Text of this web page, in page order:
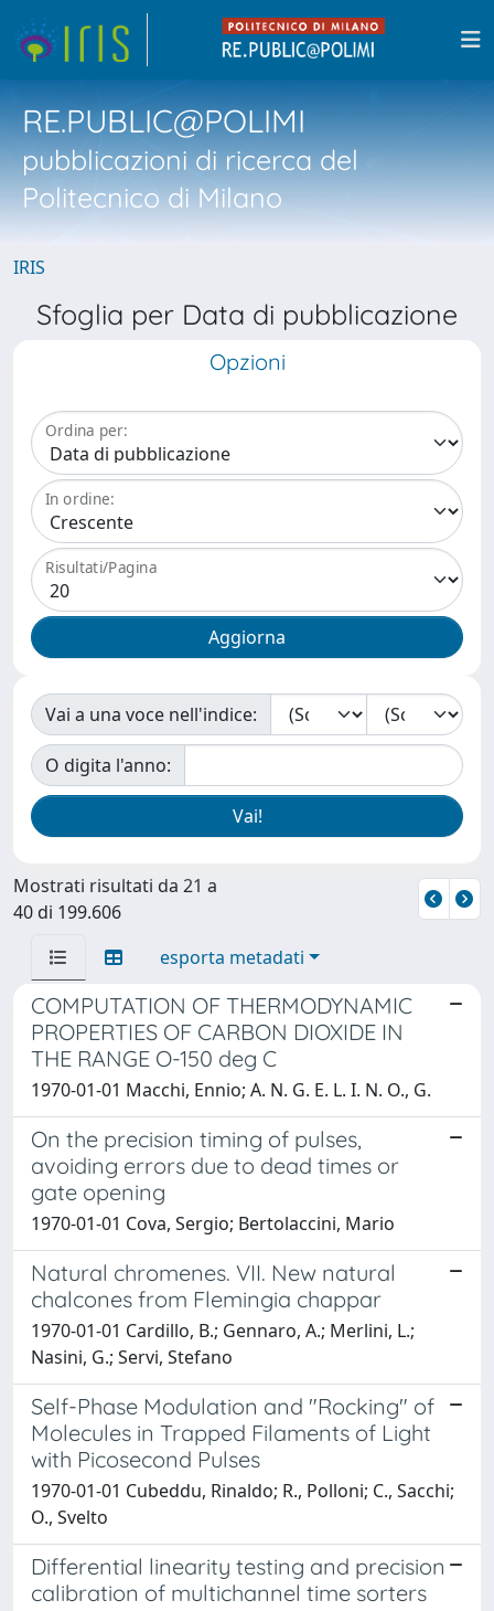
RE.PUBLIC@POLIMI
pubblicazioni di ricerca del
Politecnico di Milano
IRIS
Sfoglia per Data di pubblicazione
Opzioni
Ordina per:
In ordine:
Risultati/Pagina
Vai a una voce nell'indice:
O digita l'anno:
Mostrati risultati da 21 a
40 di 199.606
esporta metadati
COMPUTATION OF THERMODYNAMIC
PROPERTIES OF CARBON DIOXIDE IN
THE RANGE O-150 deg C
1970-01-01 Macchi, Ennio; A. N. G. E. L. I. N. O., G.
On the precision timing of pulses,
avoiding errors due to dead times or
gate opening
1970-01-01 Cova, Sergio; Bertolaccini, Mario
Natural chromenes. VII. New natural
chalcones from Flemingia chappar
1970-01-01 Cardillo, B.; Gennaro, A.; Merlini, L.;
Nasini, G.; Servi, Stefano
Self-Phase Modulation and "Rocking" of
Molecules in Trapped Filaments of Light
with Picosecond Pulses
1970-01-01 Cubeddu, Rinaldo; R., Polloni; C., Sacchi;
O., Svelto
Differential linearity testing and precision
calibration of multichannel time sorters